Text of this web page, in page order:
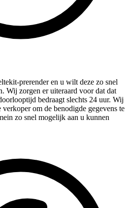
prerender en u wilt deze zo snel
Wij zorgen er uiteraard voor dat dat
bedraagt slechts 24 uur. Wij
om de benodigde gegevens te
zo snel mogelijk aan u kunnen